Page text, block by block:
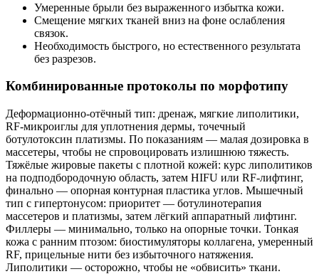
Умеренные брыли без выраженного избытка кожи.
Смещение мягких тканей вниз на фоне ослабления
связок.
Необходимость быстрого, но естественного результата
без разрезов.
Комбинированные протоколы по морфотипу
Деформационно‑отёчный тип: дренаж, мягкие липолитики,
RF‑микроиглы для уплотнения дермы, точечный
ботулотоксин платизмы. По показаниям — малая дозировка в
массетеры, чтобы не спровоцировать излишнюю тяжесть.
Тяжёлые жировые пакеты с плотной кожей: курс липолитиков
на подподбородочную область, затем HIFU или RF‑лифтинг,
финально — опорная контурная пластика углов. Мышечный
тип с гипертонусом: приоритет — ботулинотерапия
массетеров и платизмы, затем лёгкий аппаратный лифтинг.
Филлеры — минимально, только на опорные точки. Тонкая
кожа с ранним птозом: биостимуляторы коллагена, умеренный
RF, прицельные нити без избыточного натяжения.
Липолитики — осторожно, чтобы не «обвисить» ткани.